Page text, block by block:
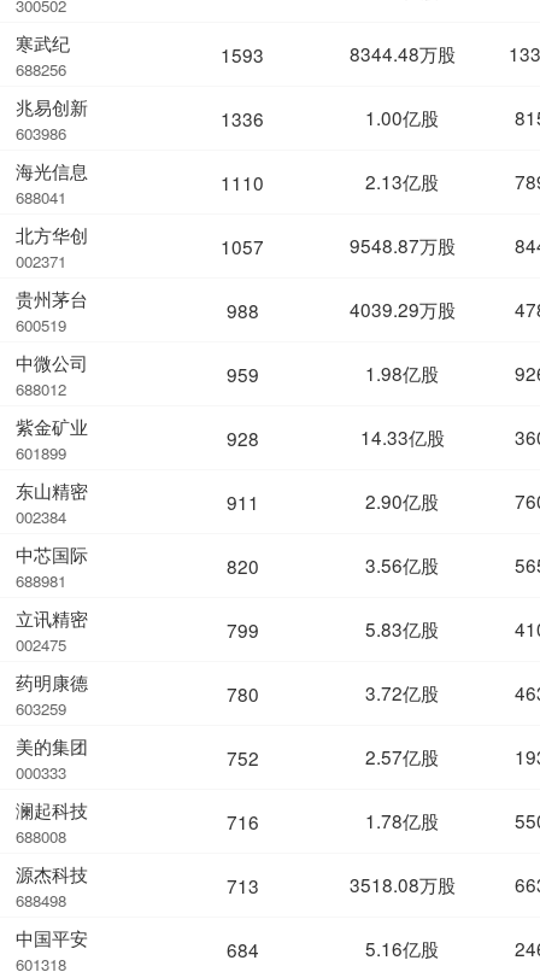
300502
寒武纪
688256
兆易创新
603986
海光信息
688041
北方华创
002371
贵州茅台
600519
中微公司
688012
紫金矿业
601899
东山精密
002384
中芯国际
688981
立讯精密
002475
药明康德
603259
美的集团
000333
澜起科技
688008
源杰科技
688498
中国平安
601318
1593 8344.48万股
1336 1.00亿股
1110 2.13亿股
1057 9548.87万股
988 4039.29万股
959 1.98亿股
928 14.33亿股
911 2.90亿股
820 3.56亿股
799 5.83亿股
780 3.72亿股
752 2.57亿股
716 1.78亿股
713 3518.08万股
684 5.16亿股